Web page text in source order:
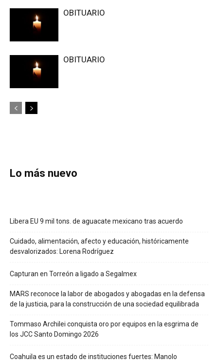
OBITUARIO
OBITUARIO
Lo más nuevo
Libera EU 9 mil tons. de aguacate mexicano tras acuerdo
Cuidado, alimentación, afecto y educación, históricamente
desvalorizados: Lorena Rodríguez
Capturan en Torreón a ligado a Segalmex
MARS reconoce la labor de abogados y abogadas en la defensa
de la justicia, para la construcción de una sociedad equilibrada
Tommaso Archilei conquista oro por equipos en la esgrima de
los JCC Santo Domingo 2026
Coahuila es un estado de instituciones fuertes: Manolo